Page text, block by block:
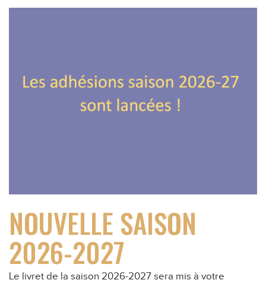
NOUVELLE SAISON
2026-2027
Le livret de la saison 2026-2027 sera mis à votre